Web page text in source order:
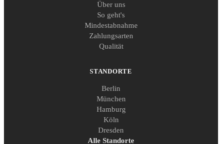
Über uns
So geht's
Mindestabnahme
Zahlungsarten
Qualität
STANDORTE
Berlin
München
Hamburg
Köln
Dresden
Alle Standorte